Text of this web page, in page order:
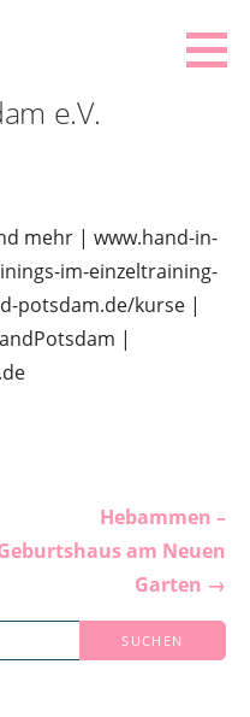
e.V.
mehr | www.hand-in-
im-einzeltraining-
potsdam.de/kurse |
|
Hebammen –
am Neuen
Garten →